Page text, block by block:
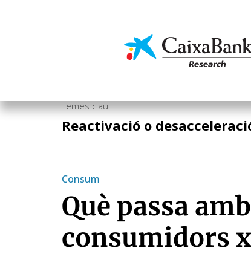
Economia i
Temes clau
Reactivació o
Consum
Què passa
consumidors